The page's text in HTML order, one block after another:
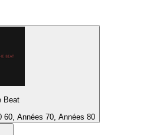
Beat
60, Années 70, Années 80